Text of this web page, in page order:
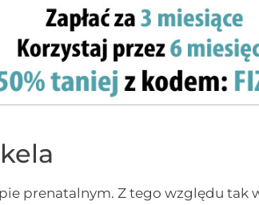
prenatalnym. Z tego względu tak